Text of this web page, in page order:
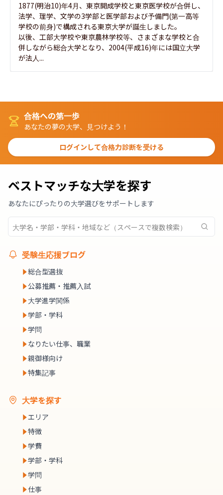
1877(明治10)年4月、東京開成学校と東京医学校が合併し、
法学、理学、文学の3学部と医学部および予備門(第一高等
学校の前身)で構成される東京大学が誕生しました。
以後、工部大学校や東京農林学校等、さまざまな学校と合
併しながら総合大学となり、2004(平成16)年には国立大学
が法人...
合格への第一歩
あなたの夢の大学、見つけよう！
ログインして合格力診断を受ける
ベストマッチな大学を探す
あなたにぴったりの大学選びをサポートします
受験生応援ブログ
総合型選抜
公募推薦・推薦入試
大学進学関係
学部・学科
学問
なりたい仕事、職業
親御様向け
特集記事
大学を探す
エリア
特徴
学費
学部・学科
学問
仕事